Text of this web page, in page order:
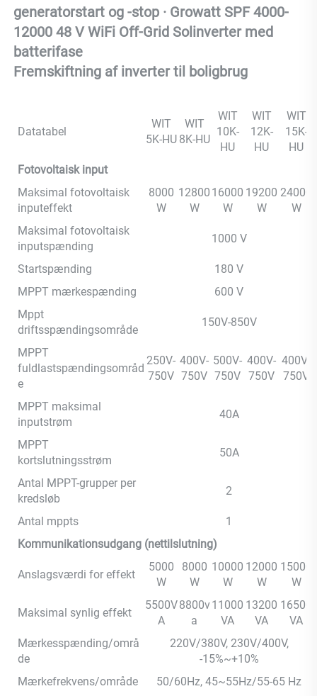
generatorstart og -stop · Growatt SPF 4000-
12000 48 V WiFi Off-Grid Solinverter med
batterifase
Fremskiftning af inverter til boligbrug
Datatabel
WIT
5K-HU
WIT
8K-HU
WIT
10K-
HU
WIT
12K-
HU
WIT
15K-
HU
Fotovoltaisk input
Maksimal fotovoltaisk
inputeffekt
8000
W
12800
W
16000
W
19200
W
24000
W
Maksimal fotovoltaisk
inputspænding
1000 V
Startspænding
180 V
MPPT mærkespænding
600 V
Mppt
driftsspændingsområde
150V-850V
MPPT
fuldlastspændingsområd
e
250V-
750V
400V-
750V
500V-
750V
400V-
750V
400V-
750V
MPPT maksimal
inputstrøm
40A
MPPT
kortslutningsstrøm
50A
Antal MPPT-grupper per
kredsløb
2
Antal mppts
1
Kommunikationsudgang (nettilslutning)
Anslagsværdi for effekt
5000
W
8000
W
10000
W
12000
W
15000
W
Maksimal synlig effekt
5500V
A
8800v
a
11000
VA
13200
VA
16500
VA
Mærkesspænding/områ
de
220V/380V, 230V/400V,
-15%~+10%
Mærkefrekvens/område
50/60Hz, 45~55Hz/55-65 Hz